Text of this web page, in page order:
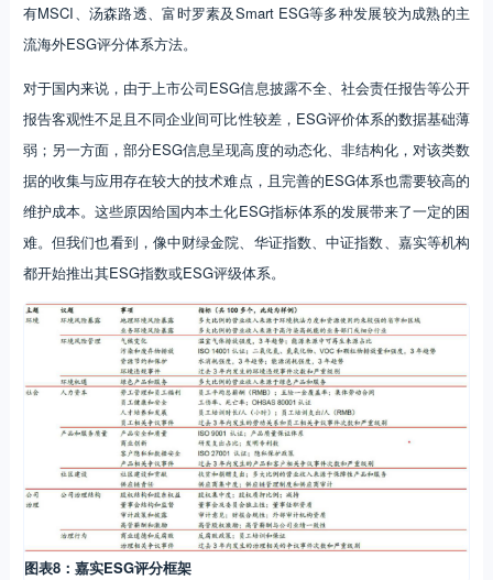
有MSCI、汤森路透、富时罗素及Smart ESG等多种发展较为成熟的主
流海外ESG评分体系方法。
对于国内来说，由于上市公司ESG信息披露不全、社会责任报告等公开
报告客观性不足且不同企业间可比性较差，ESG评价体系的数据基础薄
弱；另一方面，部分ESG信息呈现高度的动态化、非结构化，对该类数
据的收集与应用存在较大的技术难点，且完善的ESG体系也需要较高的
维护成本。这些原因给国内本土化ESG指标体系的发展带来了一定的困
难。但我们也看到，像中财绿金院、华证指数、中证指数、嘉实等机构
都开始推出其ESG指数或ESG评级体系。
图表8：嘉实ESG评分框架